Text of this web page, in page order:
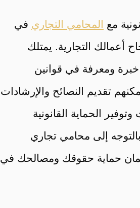
مع المحامي التجاري في
أعمالك التجارية. يمتلك
خبرة ومعرفة في قوانين
تقديم النصائح والإرشادات
وتوفير الحماية القانونية
إلى محامي تجاري
حماية حقوقك ومصالحك في